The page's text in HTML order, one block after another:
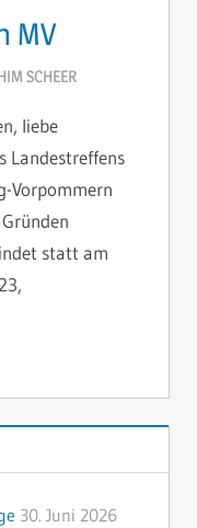
MV
SCHEER
liebe
Landestreffens
Vorpommern
statt am
30. Juni 2026